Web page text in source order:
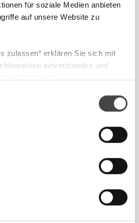
für soziale Medien anbieten
auf unsere Website zu
zulassen“ erklären Sie sich mit
einverstanden und
gelangen Sie über diesen Link.
Hasenack
Marketing
& das Marketing der
der DJE
und keine